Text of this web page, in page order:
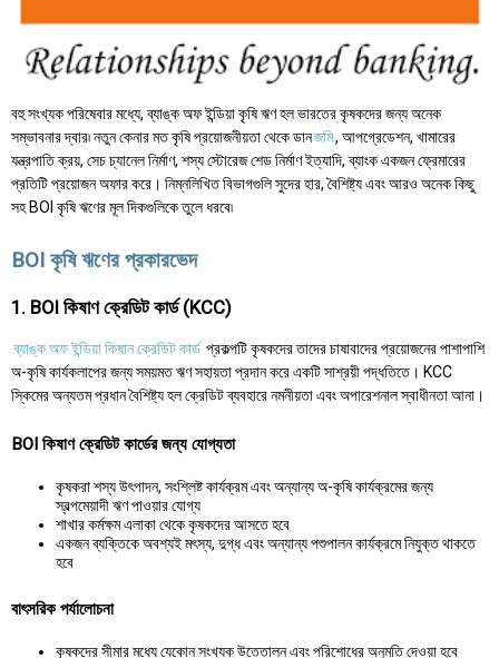
বহু সংখ্যক পরিষেবার মধ্যে, ব্যাঙ্ক অফ ইন্ডিয়া কৃষি ঋণ হল ভারতের কৃষকদের জন্য অনেক
সম্ভাবনার দ্বার৷ নতুন কেনার মত কৃষি প্রয়োজনীয়তা থেকে ডানজমি, আপগ্রেডেশন, খামারের
যন্ত্রপাতি ক্রয়, সেচ চ্যানেল নির্মাণ, শস্য স্টোরেজ শেড নির্মাণ ইত্যাদি, ব্যাংক একজন ফ্রেমারের
প্রতিটি প্রয়োজন অফার করে। নিম্নলিখিত বিভাগগুলি সুদের হার, বৈশিষ্ট্য এবং আরও অনেক কিছু
সহ BOI কৃষি ঋণের মূল দিকগুলিকে তুলে ধরবে৷
BOI কৃষি ঋণের প্রকারভেদ
1. BOI কিষাণ ক্রেডিট কার্ড (KCC)
ব্যাঙ্ক অফ ইন্ডিয়া কিষান ক্রেডিট কার্ড প্রকল্পটি কৃষকদের তাদের চাষাবাদের প্রয়োজনের পাশাপাশি
অ-কৃষি কার্যকলাপের জন্য সময়মত ঋণ সহায়তা প্রদান করে একটি সাশ্রয়ী পদ্ধতিতে। KCC
স্কিমের অন্যতম প্রধান বৈশিষ্ট্য হল ক্রেডিট ব্যবহারে নমনীয়তা এবং অপারেশনাল স্বাধীনতা আনা।
BOI কিষাণ ক্রেডিট কার্ডের জন্য যোগ্যতা
কৃষকরা শস্য উৎপাদন, সংশ্লিষ্ট কার্যক্রম এবং অন্যান্য অ-কৃষি কার্যক্রমের জন্য
স্বল্পমেয়াদী ঋণ পাওয়ার যোগ্য
শাখার কর্মক্ষম এলাকা থেকে কৃষকদের আসতে হবে
একজন ব্যক্তিকে অবশ্যই মৎস্য, দুগ্ধ এবং অন্যান্য পশুপালন কার্যক্রমে নিযুক্ত থাকতে
হবে
বাৎসরিক পর্যালোচনা
কৃষকদের সীমার মধ্যে যেকোন সংখ্যক উত্তোলন এবং পরিশোধের অনুমতি দেওয়া হবে